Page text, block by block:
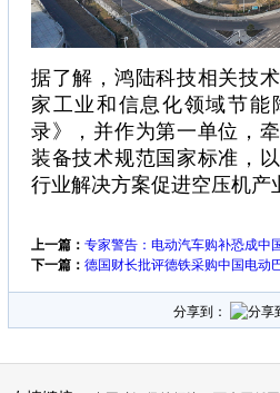
据了解，鸿陆科技相关技
家工业和信息化领域节能
录》，并作为第一单位，
装备技术规范国家标准，
行业解决方案促进空压机产
上一篇： 专家警告：电动汽车购补恐成中
下一篇： 德国财长批评德铁采购中国电动
分享到：